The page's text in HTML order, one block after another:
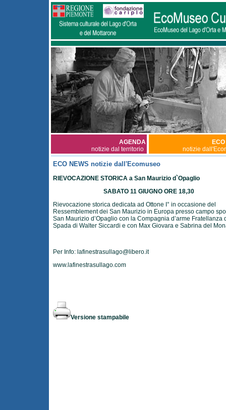
AGENDA
notizie dal territorio
notizie
ECO NEWS notizie dall'Ecomuseo
RIEVOCAZIONE STORICA a San Maurizio d`Opaglio
SABATO 11 GIUGNO ORE 18,30
Rievocazione storica dedicata ad Ottone I° in occasione del
Ressemblement dei San Maurizio in Europa presso campo
San Maurizio d’Opaglio con la Compagnia d’arme Fratellanza
Spada di Walter Siccardi e con Max Giovara e Sabrina del
Per Info: lafinestrasullago@libero.it
www.lafinestrasullago.com
Versione stampabile